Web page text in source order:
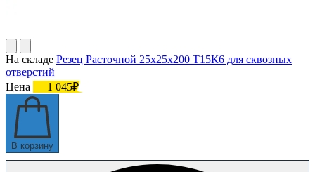
На складе Резец Расточной 25х25х200 Т15К6 для сквозных
отверстий
Цена
1 045₽
В корзину